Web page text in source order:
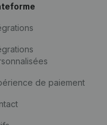
de paiement